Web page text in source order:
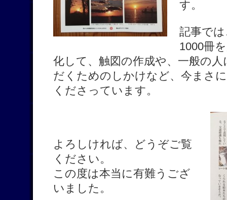
す。
記事で
1000冊
化して、触図の作成や、一般の
だくためのしかけなど、今まさ
くださっています。
よろしければ、どうぞご覧
ください。
この度は本当に有難うござ
いました。